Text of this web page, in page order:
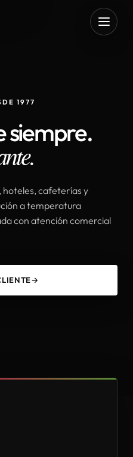
1977
siempre.
cafeterías y
a temperatura
con atención comercial
→